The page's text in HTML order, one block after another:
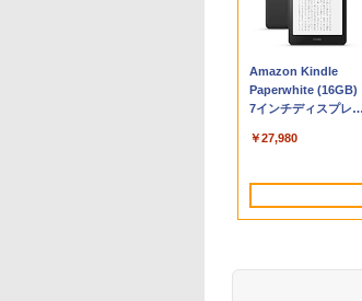
Apple 2026
MacBook Neo A18
Proチップ搭載13イ
AIとApple
Retinaディスプレ
512GB SSD、1080p
￥162,598
Robloxギフトカード
- 800 Robux 【限定
バーチャルアイテム
ンゲームコード】 ロ
インコード版
￥1,300
生成AIパスポート公
式テキスト 第４版
￥1,766
Amazon Kindle
Paperwhite (16GB)
7インチディスプレ
ト、12週間持続バッ
ブラック
￥27,980